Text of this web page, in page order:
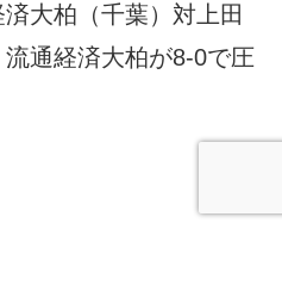
大柏（千葉）対上田
通経済大柏が8-0で圧